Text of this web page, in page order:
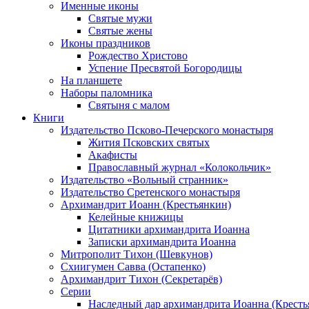
Именные иконы
Святые мужи
Святые жены
Иконы праздников
Рождество Христово
Успение Пресвятой Богородицы
На планшете
Наборы паломника
Святыня с малом
Книги
Издательство Псково-Печерского монастыря
Жития Псковских святых
Акафисты
Православный журнал «Колокольчик»
Издательство «Вольный странник»
Издательство Сретенского монастыря
Архимандрит Иоанн (Крестьянкин)
Келейные книжицы
Цитатники архимандрита Иоанна
Записки архимандрита Иоанна
Митрополит Тихон (Шевкунов)
Схиигумен Савва (Остапенко)
Архимандрит Тихон (Секретарёв)
Серии
Наследный дар архимандрита Иоанна